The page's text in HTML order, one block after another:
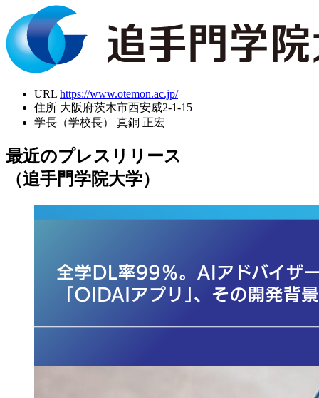
URL https://www.otemon.ac.jp/
住所 大阪府茨木市西安威2-1-15
学長（学校長）
真銅 正宏
最近のプレスリリース
（追手門学院大学）